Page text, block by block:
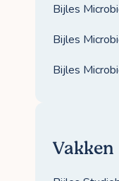
Bijles
Bijles
Bijles
Vakken